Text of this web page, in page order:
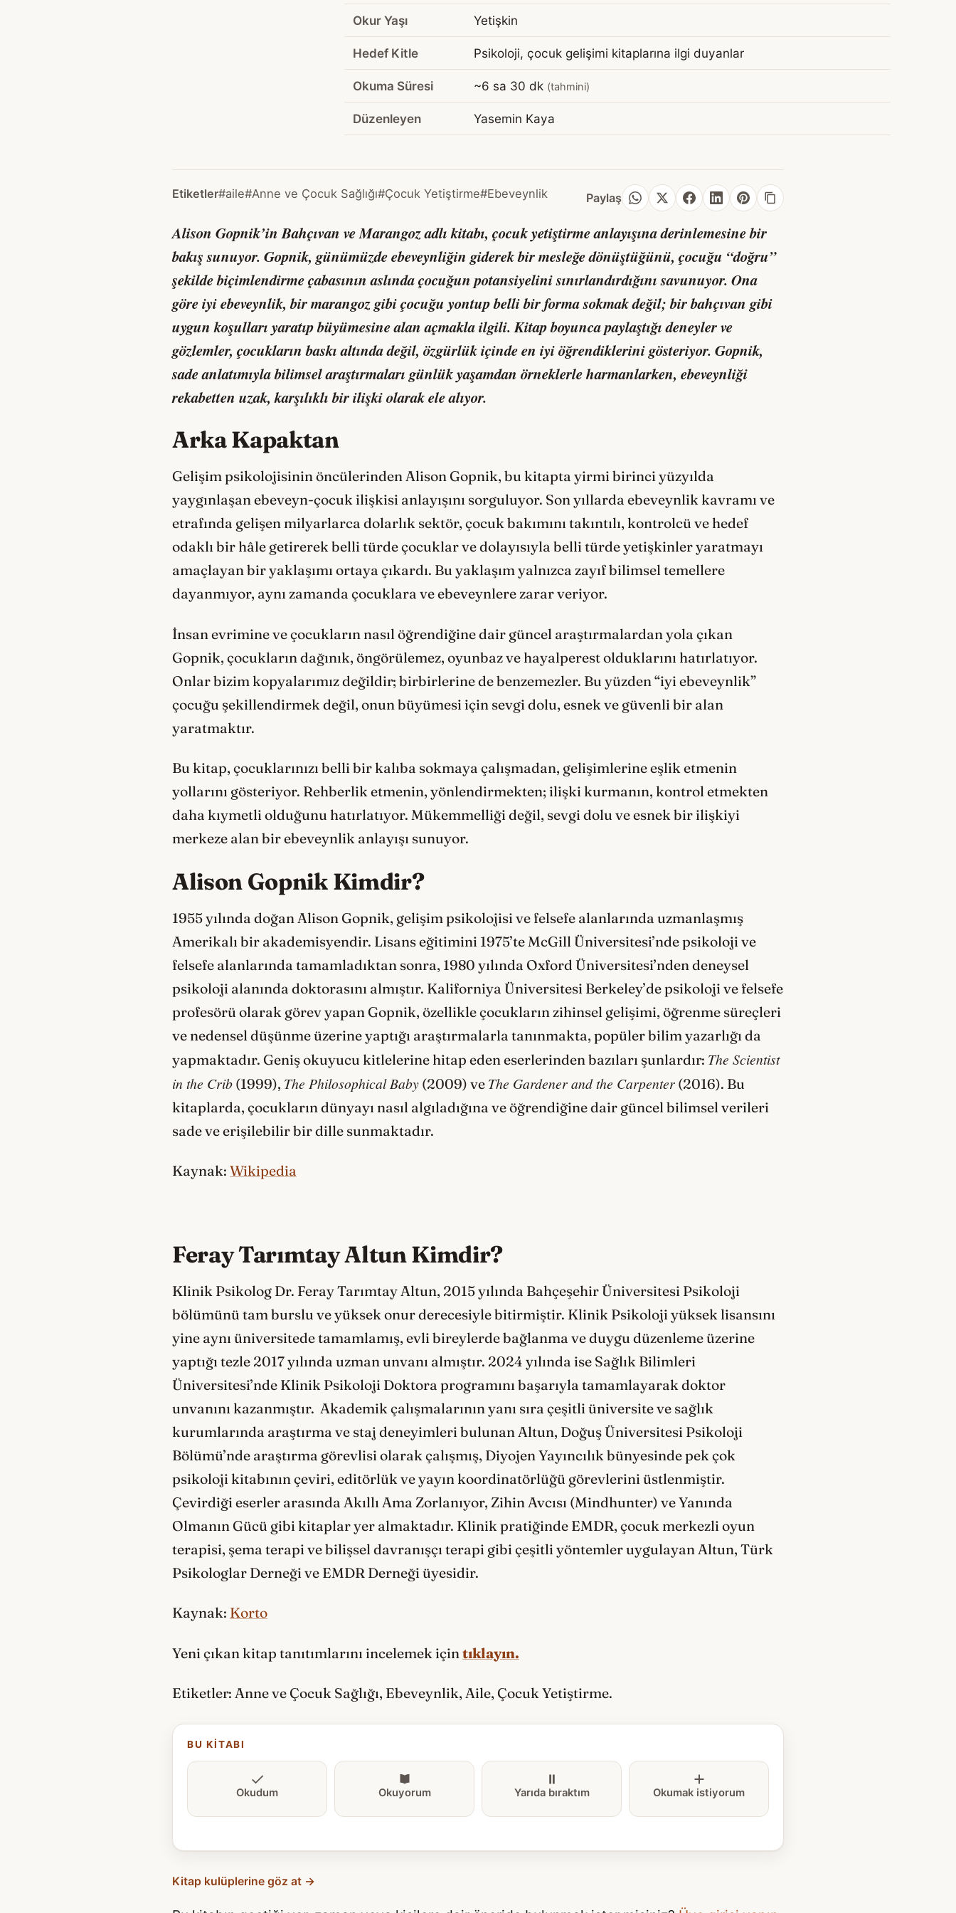
Okur Yaşı Yetişkin
Hedef Kitle Psikoloji, çocuk gelişimi kitaplarına ilgi duyanlar
Okuma Süresi ~6 sa 30 dk (tahmini)
Düzenleyen Yasemin Kaya
Etiketler#aile#Anne ve Çocuk Sağlığı#Çocuk Yetiştirme#Ebeveynlik Paylaş
Alison Gopnik’inBahçıvan ve Marangozadlı kitabı, çocuk yetiştirme anlayışına derinlemesine bir
bakış sunuyor. Gopnik, günümüzde ebeveynliğin giderek bir mesleğe dönüştüğünü, çocuğu “doğru”
şekilde biçimlendirme çabasının aslında çocuğun potansiyelini sınırlandırdığını savunuyor. Ona
göre iyi ebeveynlik, bir marangoz gibi çocuğu yontup belli bir forma sokmak değil; bir bahçıvan gibi
uygun koşulları yaratıp büyümesine alan açmakla ilgili. Kitap boyunca paylaştığı deneyler ve
gözlemler, çocukların baskı altında değil, özgürlük içinde en iyi öğrendiklerini gösteriyor. Gopnik,
sade anlatımıyla bilimsel araştırmaları günlük yaşamdan örneklerle harmanlarken, ebeveynliği
rekabetten uzak, karşılıklı bir ilişki olarak ele alıyor.
Arka Kapaktan
Gelişim psikolojisinin öncülerinden Alison Gopnik, bu kitapta yirmi birinci yüzyılda
yaygınlaşan ebeveyn-çocuk ilişkisi anlayışını sorguluyor. Son yıllarda ebeveynlik kavramı ve
etrafında gelişen milyarlarca dolarlık sektör, çocuk bakımını takıntılı, kontrolcü ve hedef
odaklı bir hâle getirerek belli türde çocuklar ve dolayısıyla belli türde yetişkinler yaratmayı
amaçlayan bir yaklaşımı ortaya çıkardı. Bu yaklaşım yalnızca zayıf bilimsel temellere
dayanmıyor, aynı zamanda çocuklara ve ebeveynlere zarar veriyor.
İnsan evrimine ve çocukların nasıl öğrendiğine dair güncel araştırmalardan yola çıkan
Gopnik, çocukların dağınık, öngörülemez, oyunbaz ve hayalperest olduklarını hatırlatıyor.
Onlar bizim kopyalarımız değildir; birbirlerine de benzemezler. Bu yüzden “iyi ebeveynlik”
çocuğu şekillendirmek değil, onun büyümesi için sevgi dolu, esnek ve güvenli bir alan
yaratmaktır.
Bu kitap, çocuklarınızı belli bir kalıba sokmaya çalışmadan, gelişimlerine eşlik etmenin
yollarını gösteriyor. Rehberlik etmenin, yönlendirmekten; ilişki kurmanın, kontrol etmekten
daha kıymetli olduğunu hatırlatıyor. Mükemmelliği değil, sevgi dolu ve esnek bir ilişkiyi
merkeze alan bir ebeveynlik anlayışı sunuyor.
Alison Gopnik Kimdir?
1955 yılında doğan Alison Gopnik, gelişim psikolojisi ve felsefe alanlarında uzmanlaşmış
Amerikalı bir akademisyendir. Lisans eğitimini 1975’te McGill Üniversitesi’nde psikoloji ve
felsefe alanlarında tamamladıktan sonra, 1980 yılında Oxford Üniversitesi’nden deneysel
psikoloji alanında doktorasını almıştır. Kaliforniya Üniversitesi Berkeley’de psikoloji ve felsefe
profesörü olarak görev yapan Gopnik, özellikle çocukların zihinsel gelişimi, öğrenme süreçleri
ve nedensel düşünme üzerine yaptığı araştırmalarla tanınmakta, popüler bilim yazarlığı da
yapmaktadır. Geniş okuyucu kitlelerine hitap eden eserlerinden bazıları şunlardır: The Scientist
in the Crib (1999), The Philosophical Baby (2009) ve The Gardener and the Carpenter (2016). Bu
kitaplarda, çocukların dünyayı nasıl algıladığına ve öğrendiğine dair güncel bilimsel verileri
sade ve erişilebilir bir dille sunmaktadır.
Kaynak: Wikipedia
Feray Tarımtay Altun Kimdir?
Klinik Psikolog Dr. Feray Tarımtay Altun, 2015 yılında Bahçeşehir Üniversitesi Psikoloji
bölümünü tam burslu ve yüksek onur derecesiyle bitirmiştir. Klinik Psikoloji yüksek lisansını
yine aynı üniversitede tamamlamış, evli bireylerde bağlanma ve duygu düzenleme üzerine
yaptığı tezle 2017 yılında uzman unvanı almıştır. 2024 yılında ise Sağlık Bilimleri
Üniversitesi’nde Klinik Psikoloji Doktora programını başarıyla tamamlayarak doktor
unvanını kazanmıştır. Akademik çalışmalarının yanı sıra çeşitli üniversite ve sağlık
kurumlarında araştırma ve staj deneyimleri bulunan Altun, Doğuş Üniversitesi Psikoloji
Bölümü’nde araştırma görevlisi olarak çalışmış, Diyojen Yayıncılık bünyesinde pek çok
psikoloji kitabının çeviri, editörlük ve yayın koordinatörlüğü görevlerini üstlenmiştir.
Çevirdiği eserler arasında Akıllı Ama Zorlanıyor, Zihin Avcısı (Mindhunter) ve Yanında
Olmanın Gücü gibi kitaplar yer almaktadır. Klinik pratiğinde EMDR, çocuk merkezli oyun
terapisi, şema terapi ve bilişsel davranışçı terapi gibi çeşitli yöntemler uygulayan Altun, Türk
Psikologlar Derneği ve EMDR Derneği üyesidir.
Kaynak: Korto
Yeni çıkan kitap tanıtımlarını incelemek için tıklayın.
Etiketler: Anne ve Çocuk Sağlığı, Ebeveynlik, Aile, Çocuk Yetiştirme.
BU KITABI
Okudum Okuyorum Yarıda bıraktım Okumak istiyorum
Kitap kulüplerine göz at →